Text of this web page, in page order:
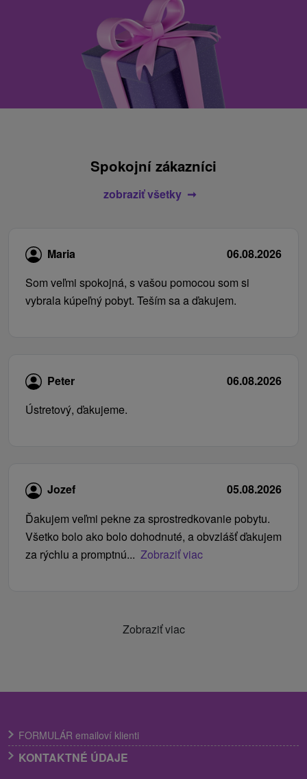
Spokojní zákazníci
zobraziť všetky
Maria
06.08.2026
Som veľmi spokojná, s vašou pomocou som si
vybrala kúpeľný pobyt. Teším sa a ďakujem.
Peter
06.08.2026
Ústretový, ďakujeme.
Jozef
05.08.2026
Ďakujem veľmi pekne za sprostredkovanie pobytu.
Všetko bolo ako bolo dohodnuté, a obvzlášť ďakujem
za rýchlu a promptnú... Zobraziť viac
Zobraziť viac
FORMULÁR emailoví klienti
KONTAKTNÉ ÚDAJE